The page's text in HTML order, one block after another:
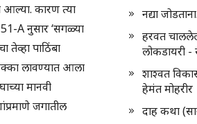
आल्या. कारण त्या
A नुसार ‘सगळ्या
तेव्हा पाठिंबा
लावण्यात आला
मानवी
जगातील
नद्या
हरवत
लोकडायरी -
शाश्वत
हेमंत मोहरीर
दाह कथा